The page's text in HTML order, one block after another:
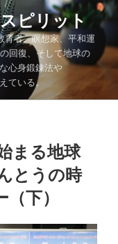
ピリット
育者、瞑想家、平和運
回復、そして地球の
心身鍛錬法や
ている。
まる地球
とうの時
下）